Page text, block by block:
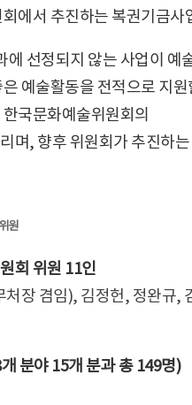
에서 추진하는 복권기금
선정되지 않는 사업이
예술활동을 전적으로 지
국문화예술위원회의
며, 향후 위원회가 추진하
원
회 위원 11인
장 겸임), 김정헌, 정완규,
분야 15개 분과 총 149명)